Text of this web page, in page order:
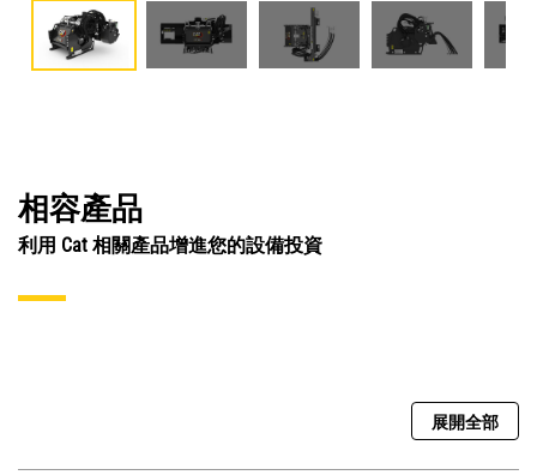
相容產品
利用 Cat 相關產品增進您的設備投資
展開全部